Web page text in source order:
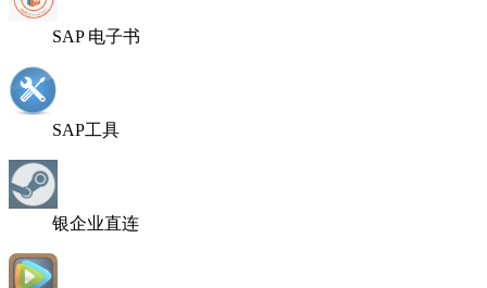
SAP 电子书
SAP工具
银企业直连